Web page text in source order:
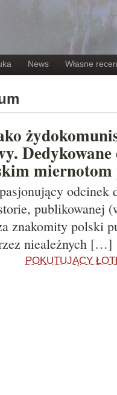
News Własne
odcinek
publikowanej
znakomity polski
nieależnych […]
POKUTUJĄCY